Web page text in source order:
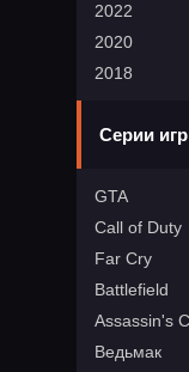
2022
2020
2018
Серии игр
GTA
Call of Duty
Far Cry
Battlefield
Assassin's
Ведьмак